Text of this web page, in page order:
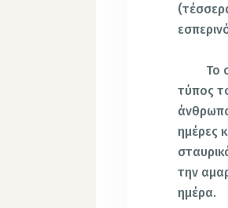
Το
τύπος
ημέρες
την
ημέρα.